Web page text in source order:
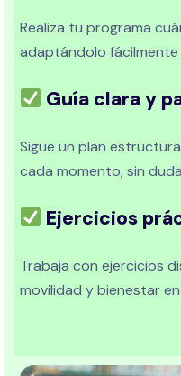
Realiza tu programa
adaptándolo
Guía clara y
Sigue un plan
cada momento, sin
Ejercicios
Trabaja con ejercicios
movilidad y bienestar